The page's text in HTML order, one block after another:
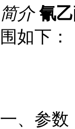
简介 氰
围如下：
一、参数